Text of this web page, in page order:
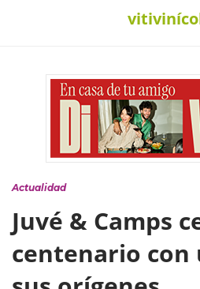
Actualidad
Juvé & Camps
centenario